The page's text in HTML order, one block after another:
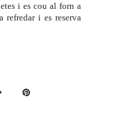
i es cou al forn a
refredar i es reserva